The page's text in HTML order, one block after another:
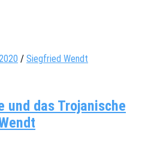
/ Siegfried Wendt
und das Trojanische